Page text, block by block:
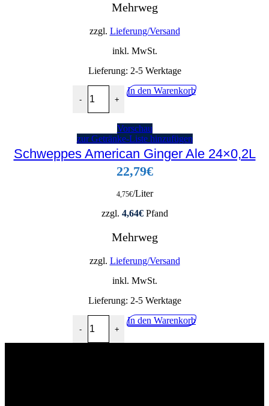
Mehrweg
zzgl. Lieferung/Versand
inkl. MwSt.
Lieferung: 2-5 Werktage
-
Veltins Fassbrause Zitrone 4x6x0,33L Menge
+
In den Warenkorb
Vorschau
zur Getränke-Liste hinzufügen
Schweppes American Ginger Ale 24×0,2L
22,79€
4,75€/Liter
zzgl. 4,64€Pfand
Mehrweg
zzgl. Lieferung/Versand
inkl. MwSt.
Lieferung: 2-5 Werktage
-
Schweppes American Ginger Ale 24x0,2L Menge
+
In den Warenkorb